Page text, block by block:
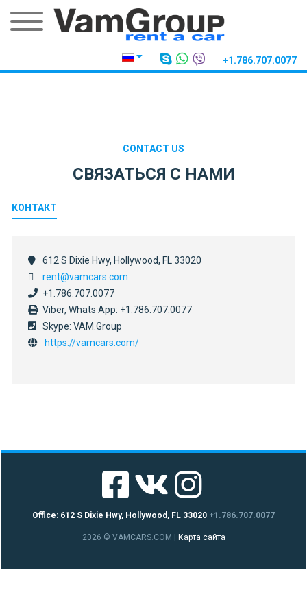
+1.786.707.0077
CONTACT US
СВЯЗАТЬСЯ С НАМИ
КОНТАКТ
612 S Dixie Hwy, Hollywood, FL 33020
rent@vamcars.com
+1.786.707.0077
Viber, Whats App: +1.786.707.0077
Skype: VAM.Group
https://vamcars.com/
Office: 612 S Dixie Hwy, Hollywood, FL 33020 +1.786.707.0077
2026 © VAMCARS.COM Карта сайта